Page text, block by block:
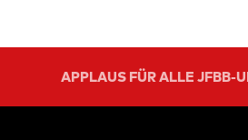
APPLAUS FÜR ALLE JFBB-